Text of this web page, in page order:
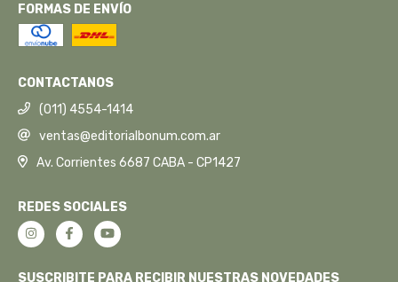
FORMAS DE ENVÍO
CONTACTANOS
(011) 4554-1414
ventas@editorialbonum.com.ar
Av. Corrientes 6687 CABA - CP1427
REDES SOCIALES
SUSCRIBITE PARA RECIBIR NUESTRAS NOVEDADES